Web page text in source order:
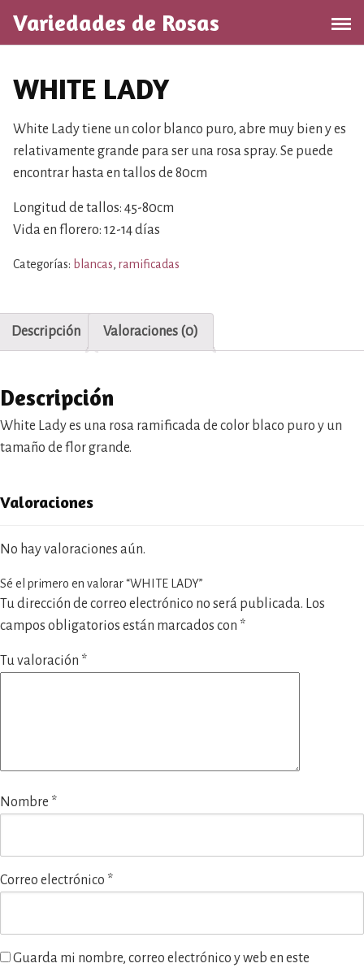
l
Variedades de Rosas
WHITE LADY
White Lady tiene un color blanco puro, abre muy bien y es
relativamente grande para ser una rosa spray. Se puede
encontrar hasta en tallos de 80cm
Longitud de tallos: 45-80cm
Vida en florero: 12-14 días
Categorías: blancas, ramificadas
Descripción Valoraciones (0)
Descripción
White Lady es una rosa ramificada de color blaco puro y un
tamaño de flor grande.
Valoraciones
No hay valoraciones aún.
Sé el primero en valorar “WHITE LADY”
Tu dirección de correo electrónico no será publicada. Los
campos obligatorios están marcados con *
Tu valoración *
Nombre *
Correo electrónico *
Guarda mi nombre, correo electrónico y web en este